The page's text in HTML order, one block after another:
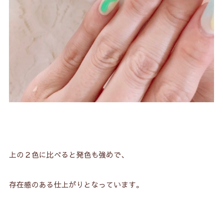
上の２色に比べると発色も強めで、
存在感のある仕上がりとなっています。